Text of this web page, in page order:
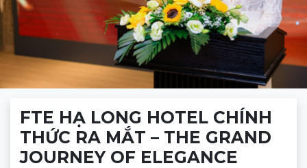
FTE HẠ LONG HOTEL CHÍNH
THỨC RA MẮT – THE GRAND
JOURNEY OF ELEGANCE